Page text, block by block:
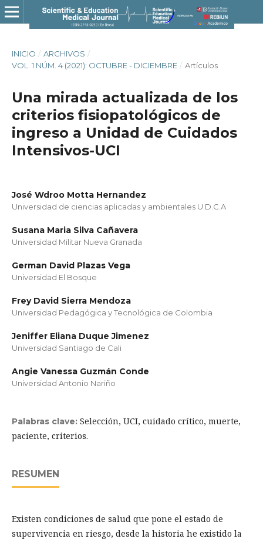
INICIO / ARCHIVOS /
VOL. 1 NÚM. 4 (2021): OCTUBRE - DICIEMBRE / Artículos
Una mirada actualizada de los
criterios fisiopatológicos de
ingreso a Unidad de Cuidados
Intensivos-UCI
José Wdroo Motta Hernandez
Universidad de ciencias aplicadas y ambientales U.D.C.A
Susana Maria Silva Cañavera
Universidad Militar Nueva Granada
German David Plazas Vega
Universidad El Bosque
Frey David Sierra Mendoza
Universidad Pedagógica y Tecnológica de Colombia
Jeniffer Eliana Duque Jimenez
Universidad Santiago de Cali
Angie Vanessa Guzmán Conde
Universidad Antonio Nariño
Palabras clave: Selección, UCI, cuidado crítico, muerte,
paciente, criterios.
RESUMEN
Existen condiciones de salud que pone el estado de
supervivencia en riesgo, desde la historia he existido la